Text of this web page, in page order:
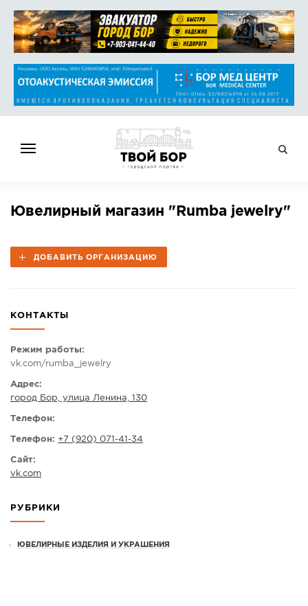
НОВОСТИ
ОБЪЯВЛЕНИЯ
КАМЕРЫ
КОНКУРСЫ
ПРЕДЛОЖИТЬ НОВОСТЬ
Ювелирный магазин "Rumba jewelry"
ДОБАВИТЬ ОРГАНИЗАЦИЮ
КОНТАКТЫ
Режим работы:
vk.com/rumba_jewelry
Адрес:
город Бор, улица Ленина, 130
Телефон:
Телефон: +7 (920) 071-41-34
Сайт:
vk.com
РУБРИКИ
ЮВЕЛИРНЫЕ ИЗДЕЛИЯ И УКРАШЕНИЯ